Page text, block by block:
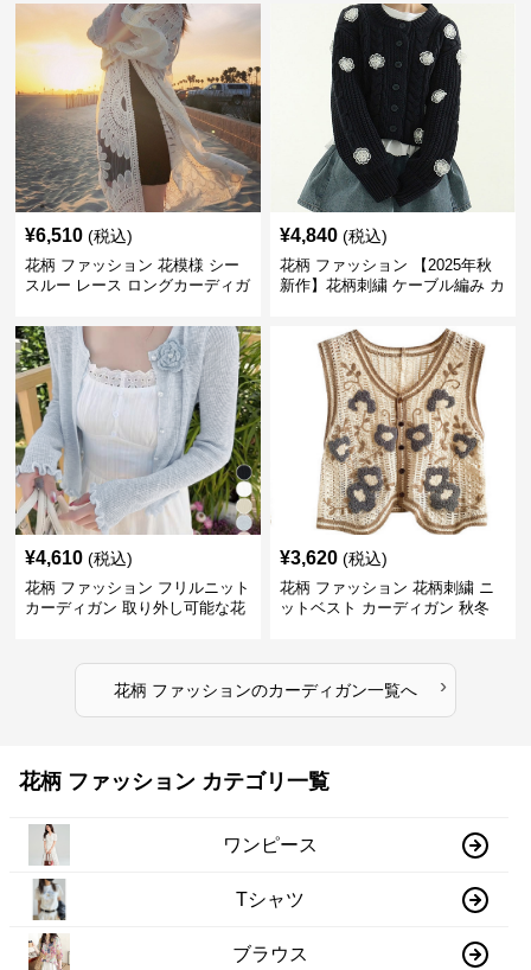
¥6,510 (税込)
花柄 ファッション 花模様 シー
スルー レース ロングカーディガ
¥4,840 (税込)
花柄 ファッション 【2025年秋
新作】花柄刺繍 ケーブル編み カ
¥4,610 (税込)
花柄 ファッション フリルニット
カーディガン 取り外し可能な花
¥3,620 (税込)
花柄 ファッション 花柄刺繍 ニ
ットベスト カーディガン 秋冬
花柄 ファッションのカーディガン一覧へ ›
花柄 ファッション カテゴリ一覧
ワンピース
Tシャツ
ブラウス